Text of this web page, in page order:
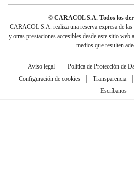
© CARACOL S.A. Todos los
CARACOL S.A. realiza una reserva expresa de
y otras prestaciones accesibles desde este sitio web
medios que resulten
Aviso legal Política de Protección de
Configuración de cookies
Transparencia
Escríbanos